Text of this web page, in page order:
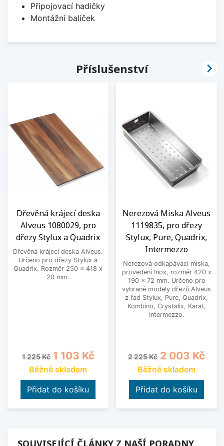
Připojovací hadičky
Montážní balíček
Příslušenství
Dřevěná krájecí deska
Alveus 1080029, pro
dřezy Stylux a Quadrix
Dřevěná krájecí deska Alveus.
Určeno pro dřezy Stylux a
Quadrix. Rozměr 250 x 418 x
20 mm.
Běžná cena
1 225 Kč Cena
1 103 Kč
Běžně skladem
Přidat do košíku
Nerezová Miska Alveus
1119835, pro dřezy
Stylux, Pure, Quadrix,
Intermezzo
Nerezová odkapávací miska,
provedení Inox, rozměr 420 x
190 x 72 mm. Určeno pro
vybrané modely dřezů Alveus
z řad Stylux, Pure, Quadrix,
Kombino, Crystalix, Karat,
Intermezzo.
Běžná cena
2 225 Kč Cena
2 003 Kč
Běžně skladem
Přidat do košíku

SOUVISEJÍCÍ ČLÁNKY Z NAŠÍ PORADNY